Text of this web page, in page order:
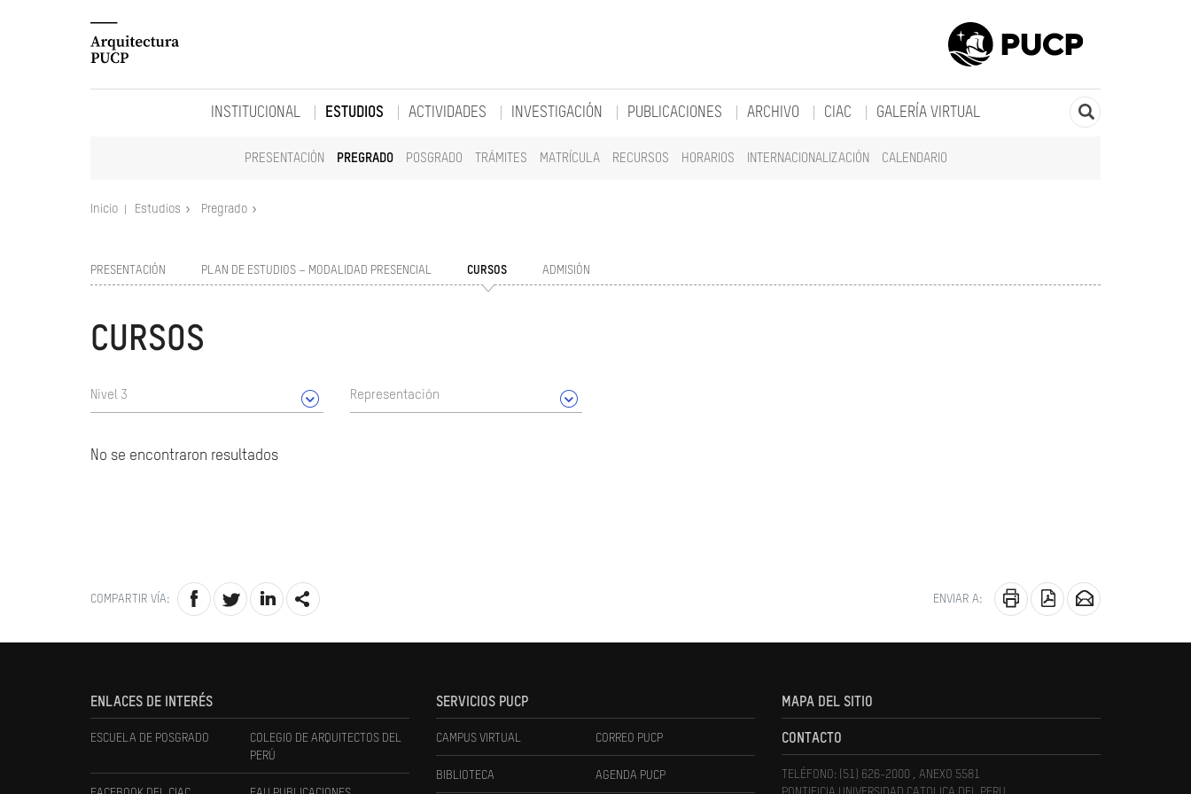
INSTITUCIONAL ESTUDIOS
PRESENTACIÓN PREGRADO POSGRADO TRÁMITES MATRÍCULA RECURSOS HORARIOS INTERNACIONALIZACIÓN CALENDARIO
ACTIVIDADES INVESTIGACIÓN PUBLICACIONES ARCHIVO CIAC GALERÍA VIRTUAL
Inicio Estudios Pregrado
PRESENTACIÓN PLAN DE ESTUDIOS – MODALIDAD PRESENCIAL CURSOS ADMISIÓN
CURSOS
Nivel 3 Representación
No se encontraron resultados
COMPARTIR VÍA: ENVIAR A:
ENLACES DE INTERÉS
ESCUELA DE POSGRADO
COLEGIO DE ARQUITECTOS DEL
PERÚ
SERVICIOS PUCP
CAMPUS VIRTUAL CORREO PUCP
BIBLIOTECA AGENDA PUCP
MAPA DEL SITIO
CONTACTO
TELÉFONO: (51) 626-2000 , ANEXO 5581